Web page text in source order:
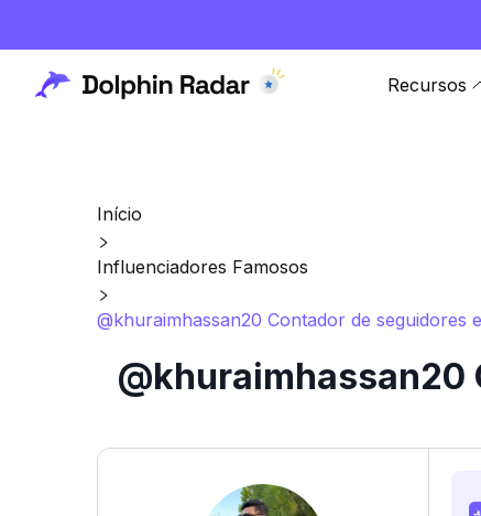
Recursos
Início
Influenciadores Famosos
@khuraimhassan20 Contador de seguidores
@khuraimhassan20